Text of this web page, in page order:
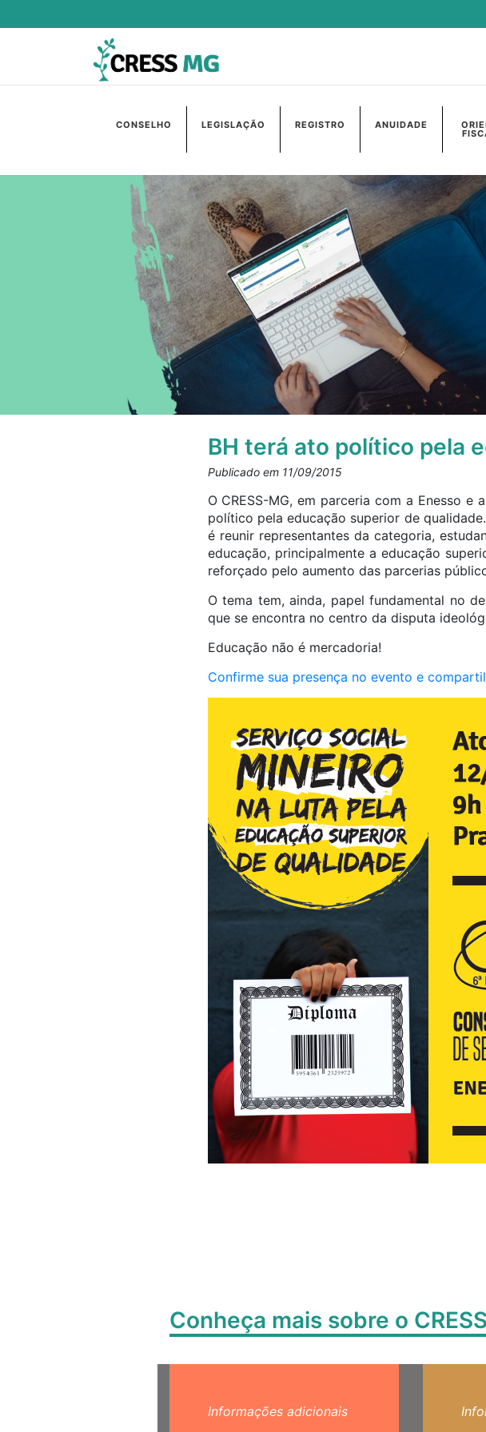
CONSELHO LEGISLAÇÃO REGISTRO ANUIDADE
BH terá ato político pela
Publicado em 11/09/2015
O CRESS-MG, em parceria com a Enesso
político pela educação superior de
é reunir representantes da categoria,
educação, principalmente a educação
reforçado pelo aumento das parcerias
O tema tem, ainda, papel fundamental no
que se encontra no centro da disputa
Educação não é mercadoria!
Confirme sua presença no evento e
Conheça mais sobre o
Informações adicionais